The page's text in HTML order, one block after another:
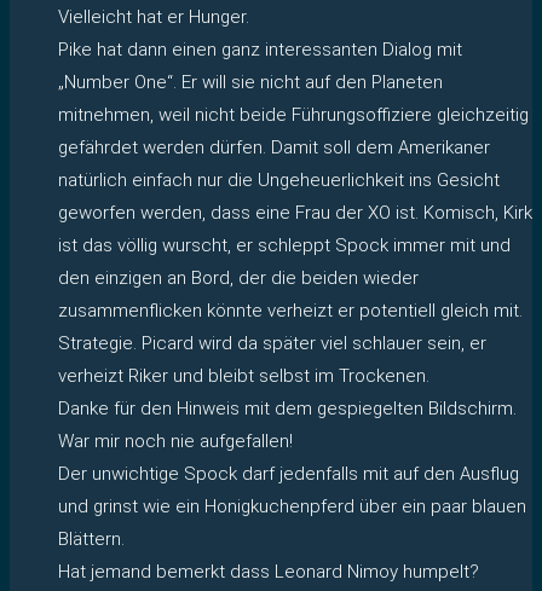
Vielleicht hat er Hunger.
Pike hat dann einen ganz interessanten Dialog mit
„Number One“. Er will sie nicht auf den Planeten
mitnehmen, weil nicht beide Führungsoffiziere gleichzeitig
gefährdet werden dürfen. Damit soll dem Amerikaner
natürlich einfach nur die Ungeheuerlichkeit ins Gesicht
geworfen werden, dass eine Frau der XO ist. Komisch, Kirk
ist das völlig wurscht, er schleppt Spock immer mit und
den einzigen an Bord, der die beiden wieder
zusammenflicken könnte verheizt er potentiell gleich mit.
Strategie. Picard wird da später viel schlauer sein, er
verheizt Riker und bleibt selbst im Trockenen.
Danke für den Hinweis mit dem gespiegelten Bildschirm.
War mir noch nie aufgefallen!
Der unwichtige Spock darf jedenfalls mit auf den Ausflug
und grinst wie ein Honigkuchenpferd über ein paar blauen
Blättern.
Hat jemand bemerkt dass Leonard Nimoy humpelt?